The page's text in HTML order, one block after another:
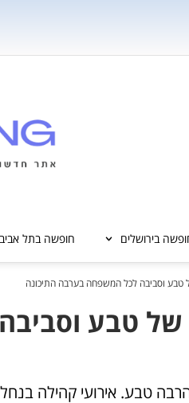
בירושלים חופשה בתל אביב
טבע וסביבה לכל המשפחה בערבה התיכונה
של טבע